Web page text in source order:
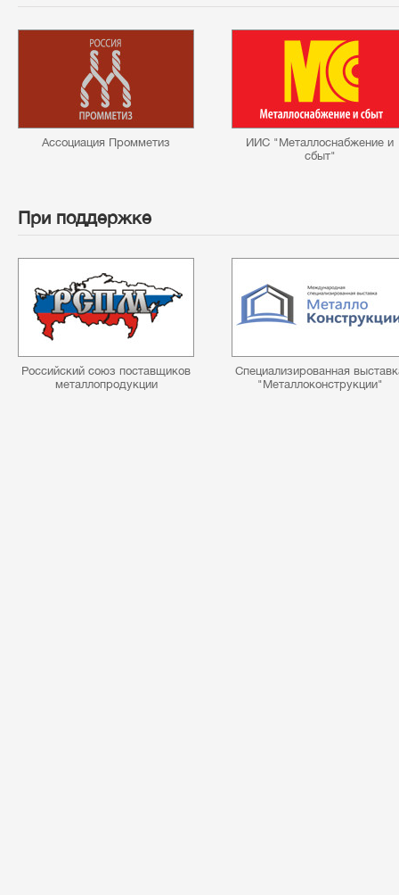
Ассоциация Промметиз
ИИС "Металлоснабжение и
сбыт"
При поддержке
Российский союз поставщиков
металлопродукции
Специализированная
"Металлоконструкции"